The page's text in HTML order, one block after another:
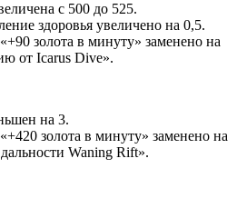
с 500 до 525.
здоровья увеличено на 0,5.
золота в минуту» заменено на
от Icarus Dive».
на 3.
золота в минуту» заменено на
Waning Rift».